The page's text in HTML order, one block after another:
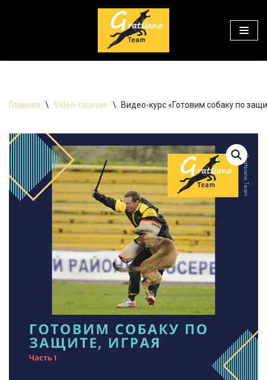
Главная \ Video-courses \ Видео-курс «Готовим собаку по